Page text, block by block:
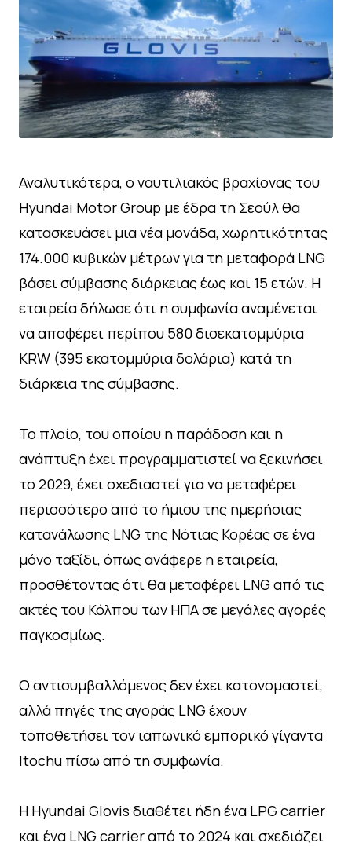
Αναλυτικότερα, ο ναυτιλιακός βραχίονας του
Hyundai Motor Group με έδρα τη Σεούλ θα
κατασκευάσει μια νέα μονάδα, χωρητικότητας
174.000 κυβικών μέτρων για τη μεταφορά LNG
βάσει σύμβασης διάρκειας έως και 15 ετών. Η
εταιρεία δήλωσε ότι η συμφωνία αναμένεται
να αποφέρει περίπου 580 δισεκατομμύρια
KRW (395 εκατομμύρια δολάρια) κατά τη
διάρκεια της σύμβασης.
Το πλοίο, του οποίου η παράδοση και η
ανάπτυξη έχει προγραμματιστεί να ξεκινήσει
το 2029, έχει σχεδιαστεί για να μεταφέρει
περισσότερο από το ήμισυ της ημερήσιας
κατανάλωσης LNG της Νότιας Κορέας σε ένα
μόνο ταξίδι, όπως ανάφερε η εταιρεία,
προσθέτοντας ότι θα μεταφέρει LNG από τις
ακτές του Κόλπου των ΗΠΑ σε μεγάλες αγορές
παγκοσμίως.
Ο αντισυμβαλλόμενος δεν έχει κατονομαστεί,
αλλά πηγές της αγοράς LNG έχουν
τοποθετήσει τον ιαπωνικό εμπορικό γίγαντα
Itochu πίσω από τη συμφωνία.
Η Hyundai Glovis διαθέτει ήδη ένα LPG carrier
και ένα LNG carrier από το 2024 και σχεδιάζει